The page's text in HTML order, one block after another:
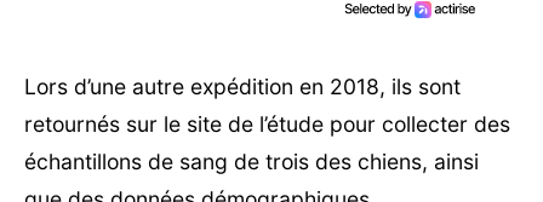
Lors d’une autre expédition en 2018, ils sont
retournés sur le site de l’étude pour collecter des
échantillons de sang de trois des chiens, ainsi